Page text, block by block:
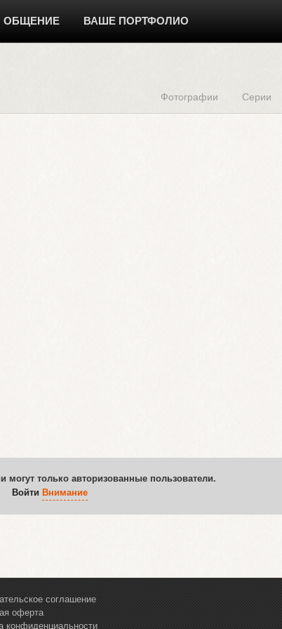
ОБЩЕНИЕ ВАШЕ ПОРТФОЛИО
Фотографии Серии
могут только авторизованные пользователи.
Войти Внимание
соглашение
оферта
конфиденциальности